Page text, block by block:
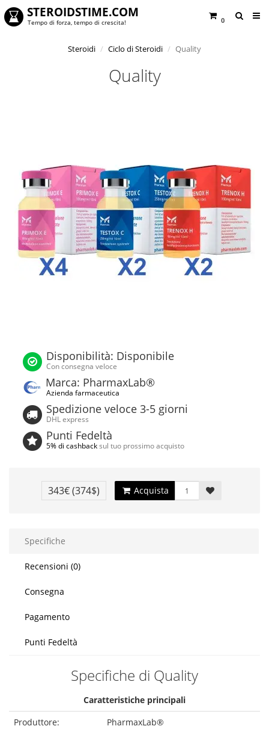
0
STEROIDSTIME.COM
Tempo di forza, tempo di crescita!
Steroidi Ciclo di Steroidi Quality
Quality
Disponibilità: Disponibile
Con consegna veloce
Marca: PharmaxLab®
Azienda farmaceutica
Spedizione veloce 3-5 giorni
DHL express
Punti Fedeltà
5% di cashbacksul tuo prossimo acquisto
343€(374$) Acquista
Specifiche
Recensioni (0)
Consegna
Pagamento
Punti Fedeltà
Specifiche di Quality
Caratteristiche principali
Produttore:
PharmaxLab®